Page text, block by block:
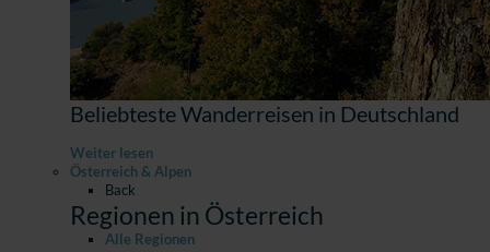
Beliebteste Wanderreisen in Deutschland
Weiter lesen
Österreich & Alpen
Back
Regionen in Österreich
Alle Regionen